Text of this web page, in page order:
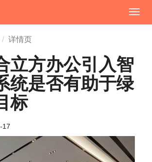
切
换
详情页
立方办公引入智
统是否有助于绿
标
17